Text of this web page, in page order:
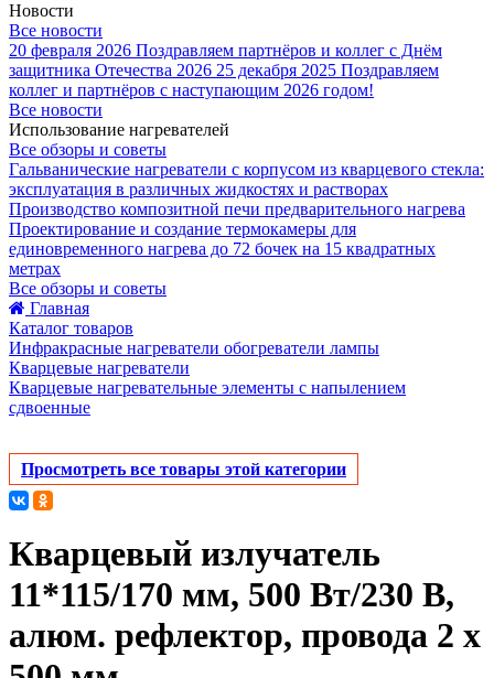
Новости
Все новости
20 февраля 2026 Поздравляем партнёров и коллег с Днём
защитника Отечества 2026 25 декабря 2025 Поздравляем
коллег и партнёров с наступающим 2026 годом!
Все новости
Использование нагревателей
Все обзоры и советы
Гальванические нагреватели с корпусом из кварцевого стекла:
эксплуатация в различных жидкостях и растворах
Производство композитной печи предварительного нагрева
Проектирование и создание термокамеры для
единовременного нагрева до 72 бочек на 15 квадратных
метрах
Все обзоры и советы
Главная
Каталог товаров
Инфракрасные нагреватели обогреватели лампы
Кварцевые нагреватели
Кварцевые нагревательные элементы с напылением
сдвоенные
Просмотреть все товары этой категории
Кварцевый излучатель
11*115/170 мм, 500 Вт/230 В,
алюм. рефлектор, провода 2 х